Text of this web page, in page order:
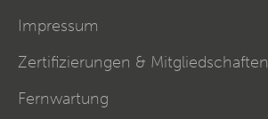
Impressum
Zertifizierungen & Mitgliedschaften
Fernwartung